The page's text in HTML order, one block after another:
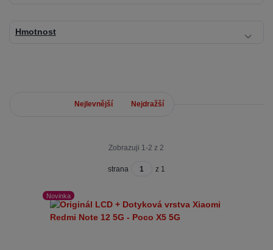
Hmotnost
Nejlevnější Nejdražší
Zobrazuji 1-2 z 2
strana z 1
Novinka